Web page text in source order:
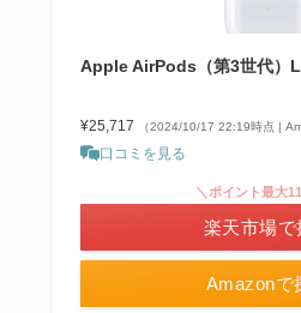
Apple AirPods（第3世代）
¥25,717 （2024/10/17 22:19時点 |
口コミを見る
Amazonで
＼ポイント最大
楽天市場で